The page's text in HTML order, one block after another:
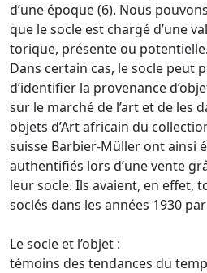
d’une époque (6). Nous
que le socle est chargé d’une
torique, présente ou potentielle.
Dans certain cas, le socle peut
d’identifier la provenance
sur le marché de l’art et de les
objets d’Art africain du
suisse Barbier-Müller ont ainsi
authentifiés lors d’une vente
leur socle. Ils avaient, en effet,
soclés dans les années 1930
Le socle et l’objet :
témoins des tendances du